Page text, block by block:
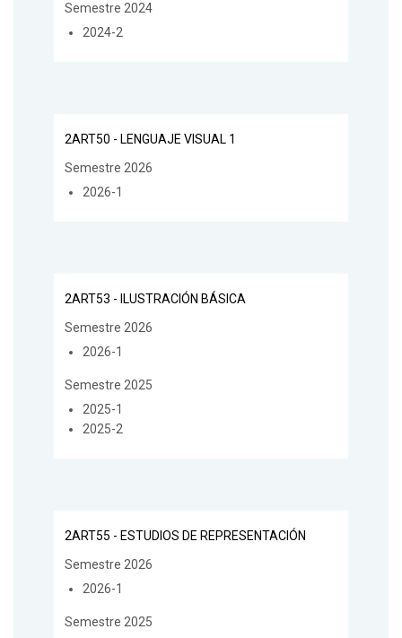
Semestre 2024
2024-2
2ART50 - LENGUAJE VISUAL 1
Semestre 2026
2026-1
2ART53 - ILUSTRACIÓN BÁSICA
Semestre 2026
2026-1
Semestre 2025
2025-1
2025-2
2ART55 - ESTUDIOS DE REPRESENTACIÓN
Semestre 2026
2026-1
Semestre 2025